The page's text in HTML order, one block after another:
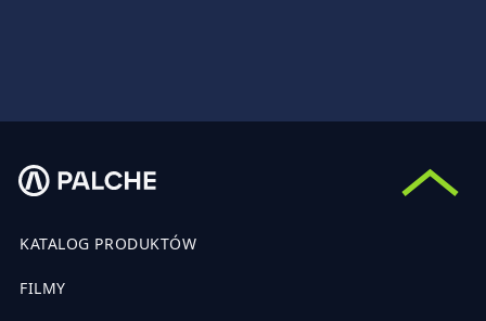
KATALOG PRODUKTÓW
FILMY